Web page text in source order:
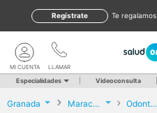
te regalamos
Regístrate
LLAMAR
MI CUENTA
Especialidades Videoconsulta
Granada Maracena Odontología